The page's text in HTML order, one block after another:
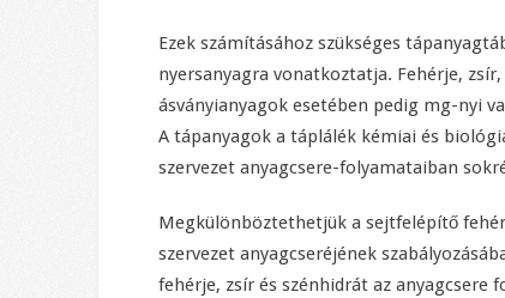
Ezek számításához szükséges
nyersanyagra vonatkoztatja. Fehérje, zsír,
ásványianyagok esetében pedig mg-nyi
A tápanyagok a táplálék kémiai és
szervezet anyagcsere-folyamataiban
Megkülönböztethetjük a sejtfelépítő
szervezet anyagcseréjének
fehérje, zsír és szénhidrát az